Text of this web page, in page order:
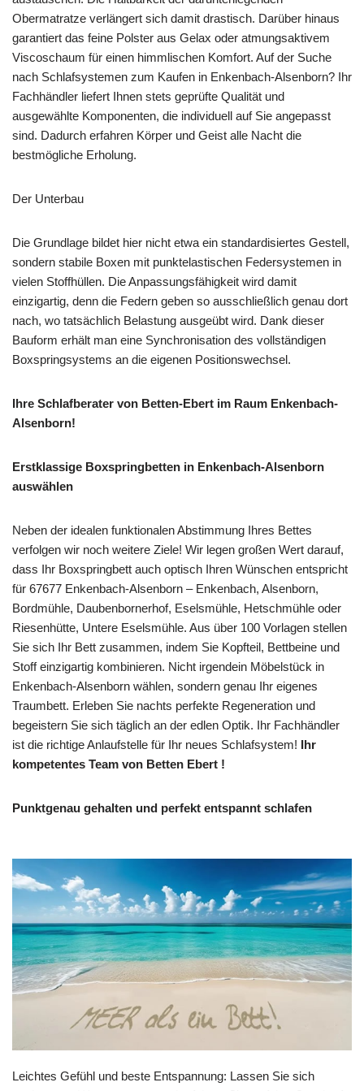
Obermatratze verlängert sich damit drastisch. Darüber hinaus
garantiert das feine Polster aus Gelax oder atmungsaktivem
Viscoschaum für einen himmlischen Komfort. Auf der Suche
nach Schlafsystemen zum Kaufen in Enkenbach-Alsenborn? Ihr
Fachhändler liefert Ihnen stets geprüfte Qualität und
ausgewählte Komponenten, die individuell auf Sie angepasst
sind. Dadurch erfahren Körper und Geist alle Nacht die
bestmögliche Erholung.
Der Unterbau
Die Grundlage bildet hier nicht etwa ein standardisiertes Gestell,
sondern stabile Boxen mit punktelastischen Federsystemen in
vielen Stoffhüllen. Die Anpassungsfähigkeit wird damit
einzigartig, denn die Federn geben so ausschließlich genau dort
nach, wo tatsächlich Belastung ausgeübt wird. Dank dieser
Bauform erhält man eine Synchronisation des vollständigen
Boxspringsystems an die eigenen Positionswechsel.
Ihre Schlafberater von Betten-Ebert im Raum Enkenbach-
Alsenborn!
Erstklassige Boxspringbetten in Enkenbach-Alsenborn
auswählen
Neben der idealen funktionalen Abstimmung Ihres Bettes
verfolgen wir noch weitere Ziele! Wir legen großen Wert darauf,
dass Ihr Boxspringbett auch optisch Ihren Wünschen entspricht
für 67677 Enkenbach-Alsenborn – Enkenbach, Alsenborn,
Bordmühle, Daubenbornerhof, Eselsmühle, Hetschmühle oder
Riesenhütte, Untere Eselsmühle. Aus über 100 Vorlagen stellen
Sie sich Ihr Bett zusammen, indem Sie Kopfteil, Bettbeine und
Stoff einzigartig kombinieren. Nicht irgendein Möbelstück in
Enkenbach-Alsenborn wählen, sondern genau Ihr eigenes
Traumbett. Erleben Sie nachts perfekte Regeneration und
begeistern Sie sich täglich an der edlen Optik. Ihr Fachhändler
ist die richtige Anlaufstelle für Ihr neues Schlafsystem! Ihr
kompetentes Team von Betten Ebert !
Punktgenau gehalten und perfekt entspannt schlafen
Leichtes Gefühl und beste Entspannung: Lassen Sie sich